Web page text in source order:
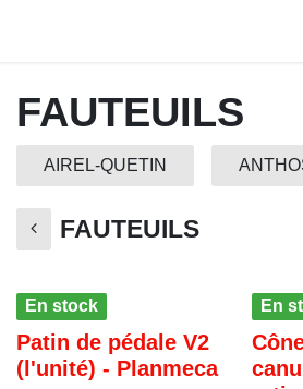
FAUTEUILS
AIREL-QUETIN
FAUTEUILS
En stock
Patin de pédale V2
(l'unité) - Planmeca
En